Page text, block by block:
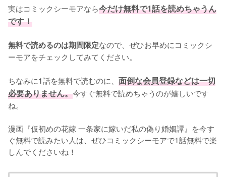
実はコミックシーモアなら今だけ無料で1話を読めちゃうん
です！
無料で読めるのは期間限定なので、ぜひお早めにコミックシ
ーモアをチェックしてみてください。
ちなみに1話を無料で読むのに、 面倒な会員登録などは一切
必要ありません。今すぐ無料で読めちゃうのが嬉しいです
ね。
漫画『仮初めの花嫁 一条家に嫁いだ私の偽り婚姻譚』を今す
ぐ無料で読みたい人は、ぜひコミックシーモアで1話無料で楽
しんでくださいね！